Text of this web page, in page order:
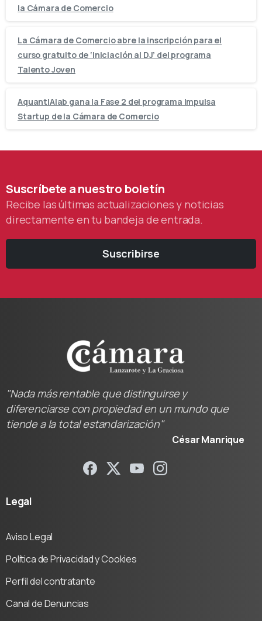
la Cámara de Comercio
La Cámara de Comercio abre la inscripción para el
curso gratuito de ‘Iniciación al DJ’ del programa
Talento Joven
AquantIAlab gana la Fase 2 del programa Impulsa
Startup de la Cámara de Comercio
Suscríbeteanuestro boletín
Recibe las últimas actualizaciones y noticias
directamente en tu bandeja de entrada.
Suscribirse
"Nada más rentable que distinguirse y
diferenciarse con propiedad en un mundo que
tiende a la total estandarización"
César Manrique
Legal
Aviso Legal
Política de Privacidad y Cookies
Perfil del contratante
Canal de Denuncias